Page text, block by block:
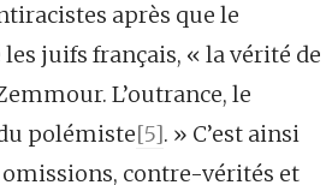
après que le
juifs français, « la vérité de
L’outrance, le
polémiste[5]. » C’est ainsi
omissions, contre-vérités et